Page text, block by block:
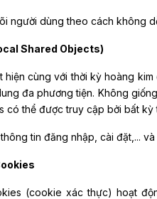
người dùng theo cách không
Shared Objects)
hiện cùng với thời kỳ hoàng
đa phương tiện. Không
có thể được truy cập bởi bất kỳ
tin đăng nhập, cài đặt,...
(cookie xác thực) hoạt